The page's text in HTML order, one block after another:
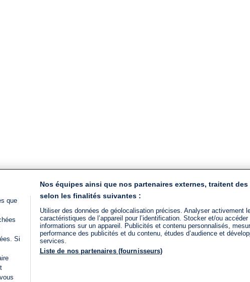
que
Si
Nos équipes ainsi que nos partenaires externes, traitent des
selon les finalités suivantes :
Utiliser des données de géolocalisation précises. Analyser activement
caractéristiques de l’appareil pour l’identification. Stocker et/ou accéder
informations sur un appareil. Publicités et contenu personnalisés,
performance des publicités et du contenu, études d’audience et
services.
Liste de nos partenaires (fournisseurs)